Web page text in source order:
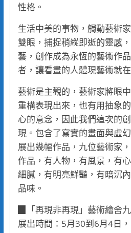
性格。
生活中美的事物，觸動藝術
雙眼，捕捉稍縱即逝的靈感
藝，創作成為永恆的藝術作
者，讓看畫的人體現藝術就
藝術是主觀的，藝術家將眼
重構表現出來，也有用抽象
心的意念，因此我們這次的
現。包含了寫實的畫面與虛
展出幾幅作品，九位藝術家
作品，有人物，有風景，有
細膩，有明亮鮮豔，有暗沉
品味。
▉「再現非再現」藝術繪舍
展出時間：5月30到6月4日